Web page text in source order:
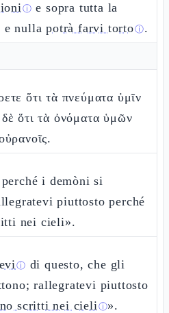
ⓘ e sopra tutta la
e nullapotrà farvi tortoⓘ.
ὅτι τὰ πνεύματα ὑμῖν
ὅτι τὰ ὀνόματα ὑμῶν
i demòni si
piuttosto perché
nei cieli».
ⓘ di questo, che gli
rallegratevi piuttosto
scritti nei cieliⓘ».